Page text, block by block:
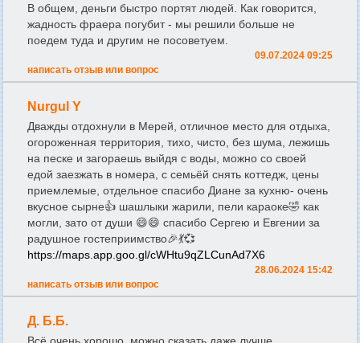
В общем, деньги быстро портят людей. Как говорится,
жадность фраера погубит - мы решили больше не
поедем туда и другим не посоветуем.
09.07.2024 09:25
написать отзыв или вопрос
Nurgul Y
Дважды отдохнули в Мерей, отличное место для отдыха,
огороженная территория, тихо, чисто, без шума, лежишь
на песке и загораешь выйдя с воды, можно со своей
едой заезжать в номера, с семьёй снять коттедж, цены
приемлемые, отдельное спасибо Диане за кухню- очень
вкусное сырне👍 шашлыки жарили, пели караоке🤣 как
могли, зато от души 😄😄 спасибо Сергею и Евгении за
радушное гостеприимство🎉💃💞
https://maps.app.goo.gl/cWHtu9qZLCunAd7X6
28.06.2024 15:42
написать отзыв или вопрос
Д. Б.Б.